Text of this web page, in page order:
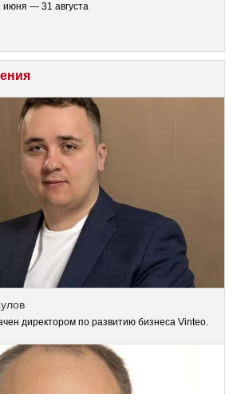
июня — 31 августа
директором по развитию бизнеса Vinteo.